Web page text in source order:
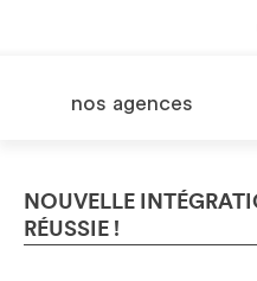
nos agences
NOUVELLE
RÉUSSIE !